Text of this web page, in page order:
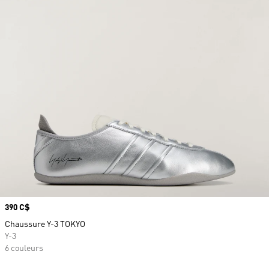
Prix
390 C$
Chaussure Y-3 TOKYO
Y-3
6 couleurs